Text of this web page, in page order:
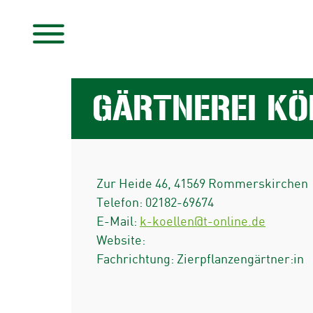
GÄRTNEREI
Zur Heide 46 41569 Rommerskirchen
Telefon: 02182-69674
E-Mail: k-koellen@t-online.de
Website:
Fachrichtung: Zierpflanzengärtner:in